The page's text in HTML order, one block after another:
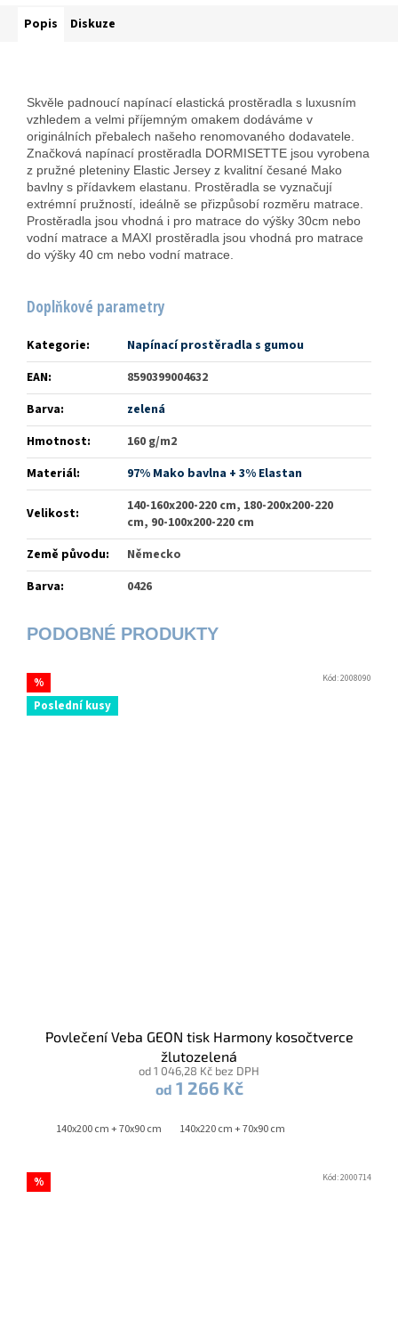
Popis Diskuze
Skvěle padnoucí napínací elastická prostěradla s luxusním
vzhledem a velmi příjemným omakem dodáváme v
originálních přebalech našeho renomovaného dodavatele.
Značková napínací prostěradla DORMISETTE jsou vyrobena
z pružné pleteniny Elastic Jersey z kvalitní česané Mako
bavlny s přídavkem elastanu. Prostěradla se vyznačují
extrémní pružností, ideálně se přizpůsobí rozměru matrace.
Prostěradla jsou vhodná i pro matrace do výšky 30cm nebo
vodní matrace a MAXI prostěradla jsou vhodná pro matrace
do výšky 40 cm nebo vodní matrace.
Doplňkové parametry
Kategorie:
Napínací prostěradla s gumou
EAN:
8590399004632
Barva:
zelená
Hmotnost:
160 g/m2
Materiál: 97% Mako bavlna + 3% Elastan
Velikost:
140-160x200-220 cm, 180-200x200-220
cm, 90-100x200-220 cm
Země původu:
Německo
Barva: 0426
%
Poslední kusy
Povlečení Veba GEON tisk Harmony kosočtverce
žlutozelená
od 1 046,28 Kč bez DPH
od 1 266 Kč
140x200 cm + 70x90 cm 140x220 cm + 70x90 cm
Kód:2008090
% Kód:2000714